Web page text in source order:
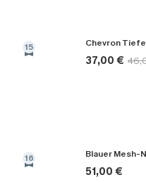
15
37,00 €
16
51,00 €